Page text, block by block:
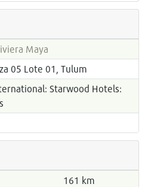
Maya
05 Lote 01, Tulum
Starwood Hotels:
161 km